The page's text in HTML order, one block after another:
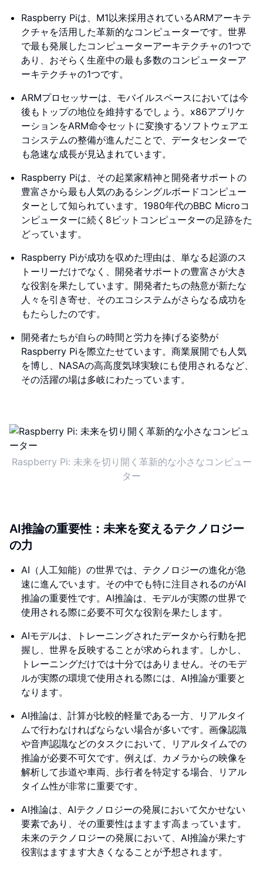
Raspberry Piは、M1以来採用されているARMアーキテ
クチャを活用した革新的なコンピューターです。世界
で最も発展したコンピューターアーキテクチャの1つで
あり、おそらく生産中の最も多数のコンピューターア
ーキテクチャの1つです。
ARMプロセッサーは、モバイルスペースにおいては今
後もトップの地位を維持するでしょう。x86アプリケ
ーションをARM命令セットに変換するソフトウェアエ
コシステムの整備が進んだことで、データセンターで
も急速な成長が見込まれています。
Raspberry Piは、その起業家精神と開発者サポートの
豊富さから最も人気のあるシングルボードコンピュー
ターとして知られています。1980年代のBBC Microコ
ンピューターに続く8ビットコンピューターの足跡をた
どっています。
Raspberry Piが成功を収めた理由は、単なる起源のス
トーリーだけでなく、開発者サポートの豊富さが大き
な役割を果たしています。開発者たちの熱意が新たな
人々を引き寄せ、そのエコシステムがさらなる成功を
もたらしたのです。
開発者たちが自らの時間と労力を捧げる姿勢が
Raspberry Piを際立たせています。商業展開でも人気
を博し、NASAの高高度気球実験にも使用されるなど、
その活躍の場は多岐にわたっています。
Raspberry Pi: 未来を切り開く革新的な小さなコンピュー
ター
AI推論の重要性：未来を変えるテクノロジー
の力
AI（人工知能）の世界では、テクノロジーの進化が急
速に進んでいます。その中でも特に注目されるのがAI
推論の重要性です。AI推論は、モデルが実際の世界で
使用される際に必要不可欠な役割を果たします。
AIモデルは、トレーニングされたデータから行動を把
握し、世界を反映することが求められます。しかし、
トレーニングだけでは十分ではありません。そのモデ
ルが実際の環境で使用される際には、AI推論が重要と
なります。
AI推論は、計算が比較的軽量である一方、リアルタイ
ムで行わなければならない場合が多いです。画像認識
や音声認識などのタスクにおいて、リアルタイムでの
推論が必要不可欠です。例えば、カメラからの映像を
解析して歩道や車両、歩行者を特定する場合、リアル
タイム性が非常に重要です。
AI推論は、AIテクノロジーの発展において欠かせない
要素であり、その重要性はますます高まっています。
未来のテクノロジーの発展において、AI推論が果たす
役割はますます大きくなることが予想されます。